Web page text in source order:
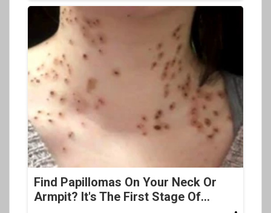
Find Papillomas On Your Neck Or
Armpit? It's The First Stage Of...